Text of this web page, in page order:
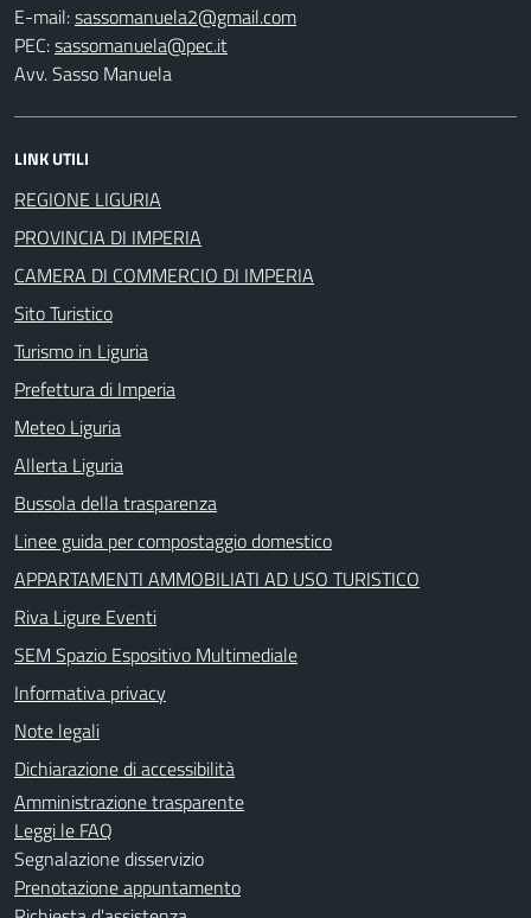
E-mail:
PEC:
Avv. Sasso Manuela
LINK UTILI
REGIONE LIGURIA
PROVINCIA DI IMPERIA
CAMERA DI COMMERCIO DI IMPERIA
Sito Turistico
Turismo in Liguria
Prefettura di Imperia
Meteo Liguria
Allerta Liguria
Bussola della trasparenza
Linee guida per compostaggio domestico
APPARTAMENTI AMMOBILIATI AD USO TURISTICO
Riva Ligure Eventi
SEM Spazio Espositivo Multimediale
Informativa privacy
Note legali
Dichiarazione di accessibilità
Amministrazione trasparente
Leggi le FAQ
Segnalazione disservizio
Prenotazione appuntamento